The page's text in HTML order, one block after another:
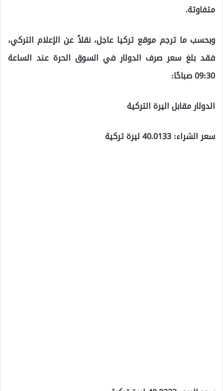
متفاوتة.
وبحسب ما ترجم موقع تركيا عاجل، نقلاً عن الإعلام التركي،
فقد بلغ سعر صرف الدولار في السوق الحرة عند الساعة
09:30 صباحًا:
الدولار مقابل اليرة التركية
سعر الشراء: 40.0133 ليرة تركية